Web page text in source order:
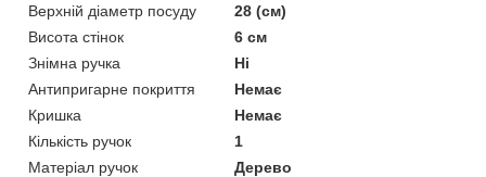
Верхній діаметр посуду
28 (см)
Висота стінок
6 см
Знімна ручка
Ні
Антипригарне покриття
Немає
Кришка
Немає
Кількість ручок
1
Матеріал ручок
Дерево